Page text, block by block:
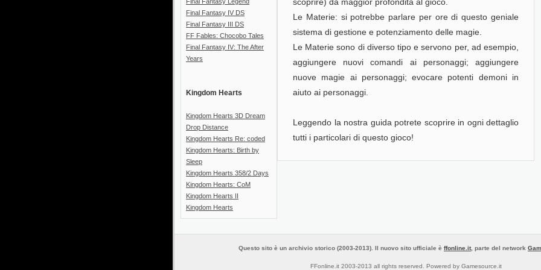
Final Fantasy IV DS
Final Fantasy III DS
FF Fables: Chocobo Tales
Final Fantasy IV: The After
Years
Kingdom Hearts
Kingdom Hearts 3D Dream
Drop Distance
Kingdom Hearts Re: coded
Kingdom Hearts: Birth by
Sleep
Kingdom Hearts 358/2 Days
Kingdom Hearts: CoM
Kingdom Hearts II
Kingdom Hearts
Le Materie: si potrebbe parlare per ore di questo geniale
sistema di gestione e potenziamento delle magie.
Le Materie sono di diverso tipo e servono per, ad esempio,
aggiungere nuovi comandi ai personaggi; aggiungere
nuove magie ai personaggi; evocare potenti demoni in
aiuto ai personaggi.
Leggendo la nostra guida potrete scoprire in ogni dettaglio
tutti i particolari di questo gioco!
Questo sito è un archivio storico (2003-2013). Il nuovo sito ufficiale è ffonline.it, parte del network
FFonline.it 2003-2013 all rights reserved. Powered by Gamesource.it